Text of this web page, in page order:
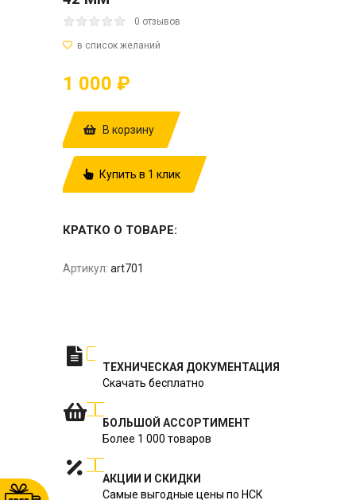
0 отзывов
1 000 ₽
В корзину
Купить в 1 клик
КРАТКО О ТОВАРЕ:
Артикул: art701
ТЕХНИЧЕСКАЯ ДОКУМЕНТАЦИЯ
Скачать бесплатно
БОЛЬШОЙ АССОРТИМЕНТ
Более 1 000 товаров
АКЦИИ И СКИДКИ
Самые выгодные цены по НСК